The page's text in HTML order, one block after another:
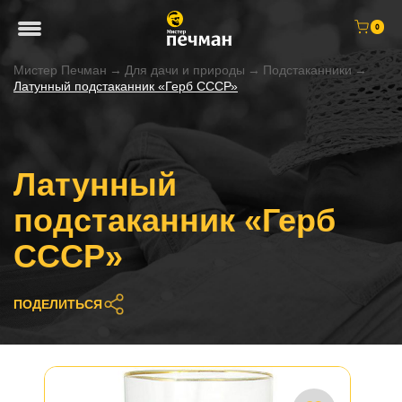
0
Мистер Печман → Для дачи и природы → Подстаканники →
Латунный подстаканник «Герб СССР»
Латунный
подстаканник «Герб
СССР»
ПОДЕЛИТЬСЯ